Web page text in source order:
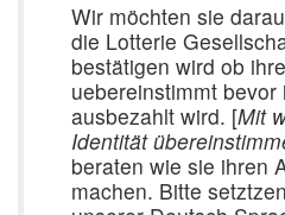
Wir möchten sie
die Lotterie
bestätigen wird ob
uebereinstimmt bevor
ausbezahlt wird. [Mit
Identität
beraten wie sie ihren
machen. Bitte